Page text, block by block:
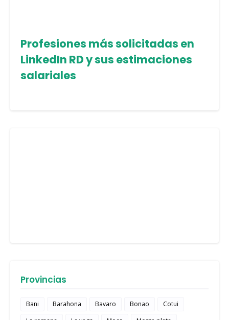
Profesiones más solicitadas en
LinkedIn RD y sus estimaciones
salariales
Provincias
Bani Barahona Bavaro Bonao
Cotui